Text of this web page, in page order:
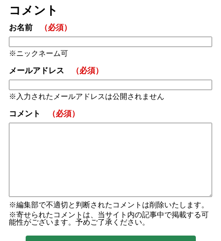
コメント
お名前 （必須）
ニックネーム可
メールアドレス （必須）
入力されたメールアドレスは公開されません
コメント （必須）
編集部で不適切と判断されたコメントは削除いたします。
寄せられたコメントは、当サイト内の記事中で掲載する可
能性がございます。予めご了承ください。